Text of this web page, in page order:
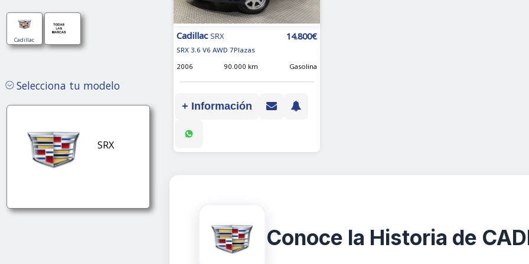
Cadillac SRX 14.800€
SRX 3.6 V6 AWD 7Plazas
2006
90.000 km Gasolina
+ Información
Conoce la Historia de
Cadillac
Selecciona tu modelo
SRX